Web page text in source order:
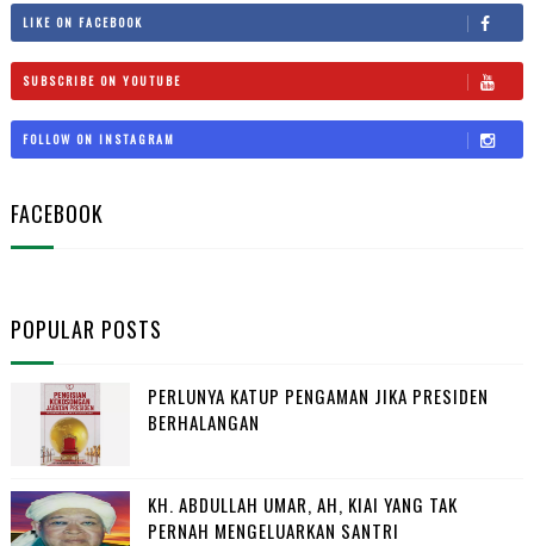
LIKE ON FACEBOOK
SUBSCRIBE ON YOUTUBE
FOLLOW ON INSTAGRAM
FACEBOOK
POPULAR POSTS
PERLUNYA KATUP PENGAMAN JIKA PRESIDEN
BERHALANGAN
KH. ABDULLAH UMAR, AH, KIAI YANG TAK
PERNAH MENGELUARKAN SANTRI